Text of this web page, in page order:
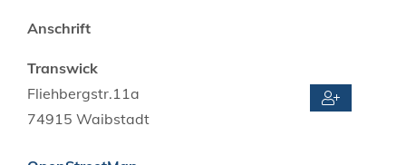
Anschrift
Transwick
Fliehbergstr.11a
74915 Waibstadt